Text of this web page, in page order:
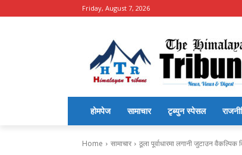
Friday, August 7, 2026
होमपेज सामाचार टृब्युन स्पेसल
Home सामाचार ठूला पूर्वाधारमा लगानी जुटाउन